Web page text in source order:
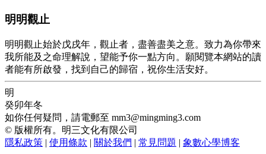
明明觀止
明明觀止始於戊戌年，觀止者，盡善盡美之意。致力為你帶來
我所能及之命理解說，望能予你一點方向。願閱覽本網站的讀
者能有所啟發，找到自己的歸宿，祝你生活安好。
明
癸卯年冬
如你任何疑問，請電郵至 mm3@mingming3.com
© 版權所有。明三文化有限公司
隱私政策 | 使用條款 | 關於我們 | 常見問題 | 象數心學博客